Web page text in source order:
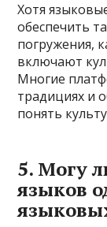
Хотя
обеспечить
погружения,
включают
Многие
традициях и
понять
5. Могу
языков